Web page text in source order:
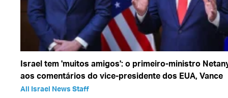
Israel tem 'muitos amigos': o primeiro-ministro
aos comentários do vice-presidente dos EUA, Vance
All Israel News Staff